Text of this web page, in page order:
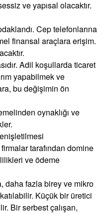
ve yapısal olacaktır.
Cep telefonlarına
finansal araçlara erişim.
Adil koşullarda ticaret
yapabilmek ve
bu değişimin ön
oynaklığı ve
tarafından domine
ve ödeme
daha fazla birey ve mikro
Küçük bir üretici
Bir serbest çalışan,